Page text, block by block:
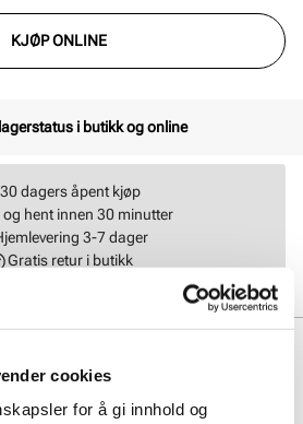
cookies
for å gi innhold og
KJØP ONLINE
i butikk og online
30 dagers åpent kjøp
og hent innen 30 minutter
3-7 dager
Gratis retur i butikk
skinnmaterialer på en komfortabel